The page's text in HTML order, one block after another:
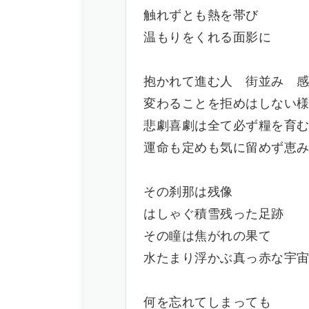
触れずとも熱を帯び
温もりをくれる面影に
抱かれて進む人 街並み
変わることを拒めはしない
悲劇喜劇は全て必ず糧を育む
運命も定めも気に留めず恵
その刹那は残像
はしゃぐ積雪残った足跡
その瞳は焦がれの果て
水たまり浮かぶ真っ赤な宇宙
何を忘れてしまっても